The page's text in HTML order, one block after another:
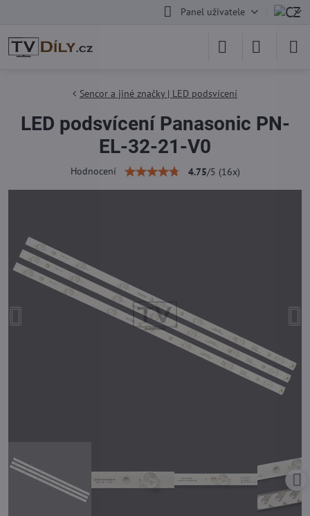
Panel uživatele
Sencor a jiné značky | LED podsvícení
LED podsvícení Panasonic PN-
EL-32-21-V0
Hodnocení 4.75/5 (16x)